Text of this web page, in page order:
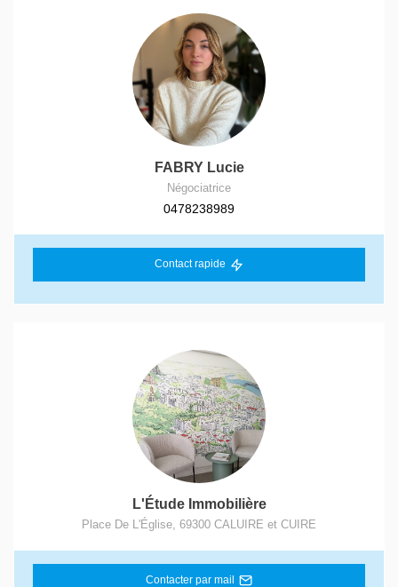
FABRY Lucie
Négociatrice
0478238989
Contact rapide
L'Étude Immobilière
Place De L'Église 69300 CALUIRE et CUIRE
Contacter par mail